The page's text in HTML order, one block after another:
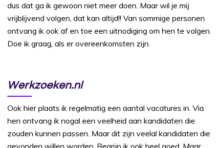
dus dat ga ik gewoon niet meer doen. Maar wil je mij
vrijblijvend volgen, dat kan altijd!! Van sommige personen
ontvang ik ook af en toe een uitnodiging om hen te volgen.
Doe ik graag, als er overeenkomsten zijn.
Werkzoeken.nl
Ook hier plaats ik regelmatig een aantal vacatures in. Via
hen ontvang ik nogal een veelheid aan kandidaten die
zouden kunnen passen. Maar dit zijn veelal kandidaten die
gevonden willen worden, Begrijp ik ook heel goed. Maar